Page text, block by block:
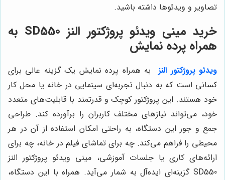
تصاویر و ویدئوها داشته باشید.
خرید مینی ویدئو پروژکتور النز SD550 به
همراه پرده نمایش
ویدئو پروژکتور النز
به همراه پرده نمایش یک گزینه عالی برای
کسانی است که به دنبال تجربه‌ای سینمایی در خانه یا محل کار
خود هستند. این پروژکتور کوچک و قدرتمند با قابلیت‌های متعدد
خود، می‌تواند نیازهای مختلف کاربران را برآورده کند. طراحی
جمع و جور این دستگاه، به راحتی امکان استفاده از آن در هر
محیطی را فراهم می‌کند. چه برای تماشای فیلم در خانه، چه برای
ارائه‌های کاری یا جلسات آموزشی، مینی ویدئو پروژکتور النز
SD550 گزینه‌ای ایده‌آل به شمار می‌آید. همراه با این دستگاه،